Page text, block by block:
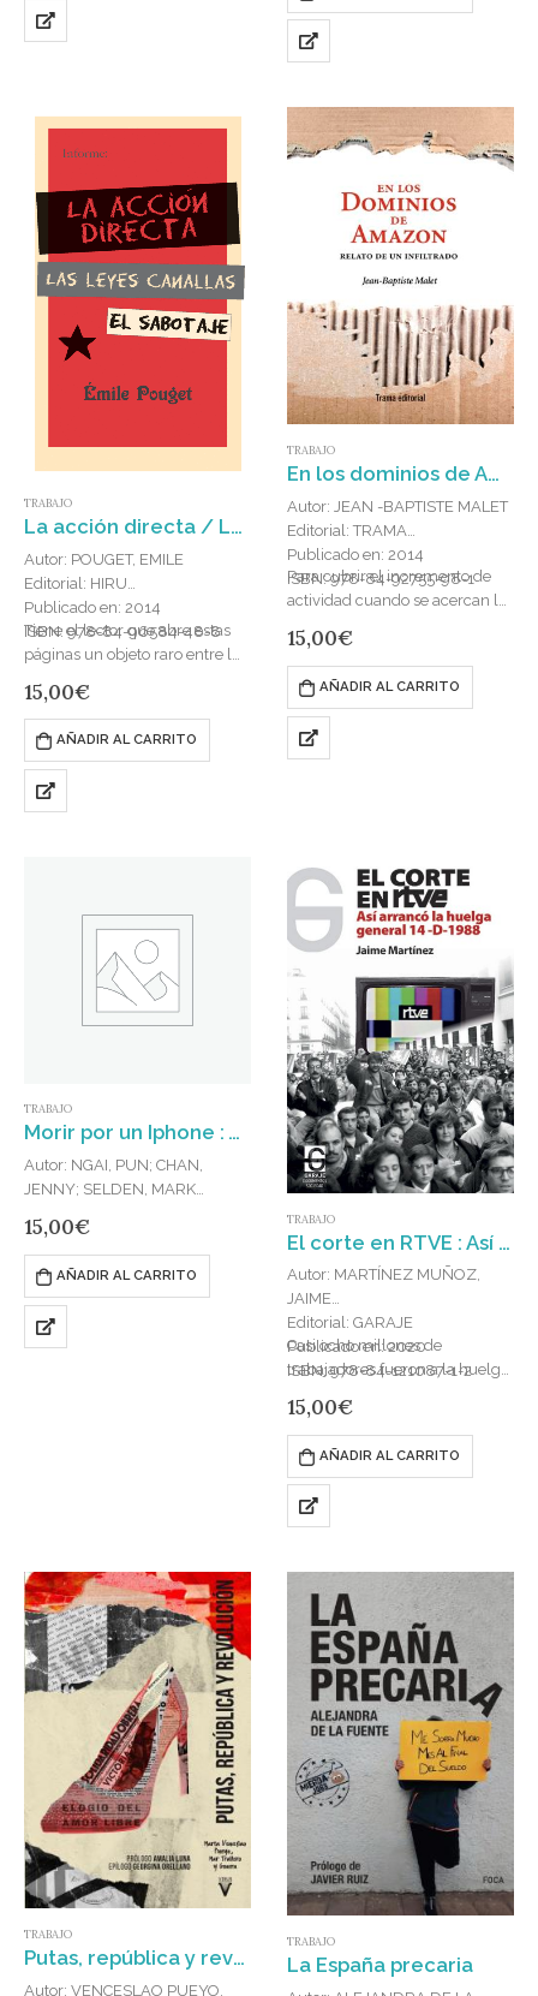
TRABAJO
La acción directa / Las leyes canallas / El sabotaje
Autor: POUGET, EMILE
Editorial: HIRU
Publicado en: 2014
ISBN: 978-84-96584-48-8
Tiene el lector que abre estas
páginas un objeto raro entre las
panfletos históricos del
sindicalismo revolucionario
francés de…
15,00€
AÑADIR AL CARRITO
TRABAJO
En los dominios de Amazon : Relato de un infiltrado
Autor: JEAN -BAPTISTE MALET
Editorial: TRAMA
Publicado en: 2014
ISBN: 978-84-92755-98-1
Para cubrir el incremento de
actividad cuando se acercan las
contrata a miles de
trabajadores temporeros. Por
primera vez en…
15,00€
AÑADIR AL CARRITO
TRABAJO
Morir por un Iphone : Apple, Foxconn y las luchas de los trabajadores en China
Autor: NGAI, PUN; CHAN,
JENNY; SELDEN, MARK
Publicado en: 2019
ISBN: 978-84-17190-06-4
15,00€
AÑADIR AL CARRITO
TRABAJO
El corte en RTVE : Así arrancó la huelga general 14-D-1988
Autor: MARTÍNEZ MUÑOZ,
JAIME
Editorial: GARAJE
Publicado en: 2020
ISBN: 978-84-121087-1-2
Casi ocho millones de
trabajadores fueron a la huelga
la que se sumaron el comercio,
la…
15,00€
AÑADIR AL CARRITO
TRABAJO
Putas, república y revolución
Autor: VENCESLAO PUEYO,
TRABAJO
La España precaria